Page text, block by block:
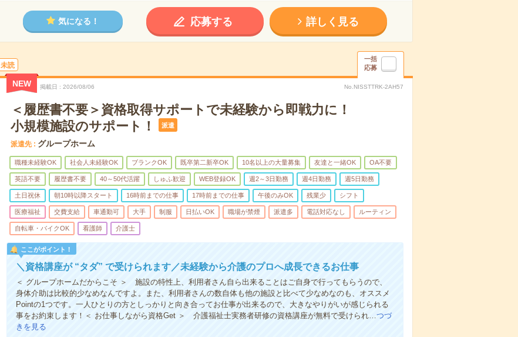
気になる！ 応募する 詳しく見る
未読
一括
応募
NEW 掲載日 2026/08/06 No.NISSTTRK-2AH57
＜履歴書不要＞資格取得サポートで未経験から即戦力に！
小規模施設のサポート！
派遣
派遣先 グループホーム
職種未経験OK 社会人未経験OK ブランクOK 既卒第二新卒OK 10名以上の大量募集 友達と一緒OK OA不要
英語不要 履歴書不要 40～50代活躍 しゅふ歓迎 WEB登録OK 週2～3日勤務 週4日勤務 週5日勤務
土日祝休 朝10時以降スタート 16時前までの仕事 17時前までの仕事 午後のみOK 残業少 シフト
医療福祉 交費支給 車通勤可 大手 制服 日払いOK 職場が禁煙 派遣多 電話対応なし ルーティン
自転車・バイクOK 看護師 介護士
ここがポイント！
＼資格講座が “タダ” で受けられます／未経験から介護のプロへ成長できるお仕事
＜ グループホームだからこそ ＞ 施設の特性上、利用者さん自ら出来ることはご自身で行ってもらうので、
身体介助は比較的少なめなんですよ。また、利用者さんの数自体も他の施設と比べて少なめなのも、オススメ
Pointの1つです。一人ひとりの方としっかりと向き合ってお仕事が出来るので、大きなやりがいが感じられる
事をお約束します！＜ お仕事しながら資格Get ＞ 介護福祉士実務者研修の資格講座が無料で受けられ…つづ
きを見る